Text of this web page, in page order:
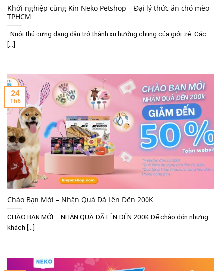
Khởi nghiệp cùng Kin Neko Petshop – Đại lý thức ăn chó mèo
TPHCM
Nuôi thú cưng đang dần trở thành xu hướng chung của giới trẻ. Các
[...]
Chào Bạn Mới – Nhận Quà Đã Lên Đến 200K
CHÀO BẠN MỚI – NHẬN QUÀ ĐÃ LÊN ĐẾN 200K Để chào đón những
khách [...]
24
Th6